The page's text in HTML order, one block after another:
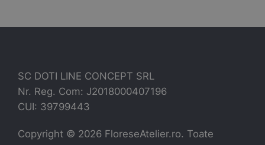
SC DOTI LINE CONCEPT SRL
Nr. Reg. Com: J2018000407196
CUI: 39799443
Copyright © 2026 FloreseAtelier.ro. Toate